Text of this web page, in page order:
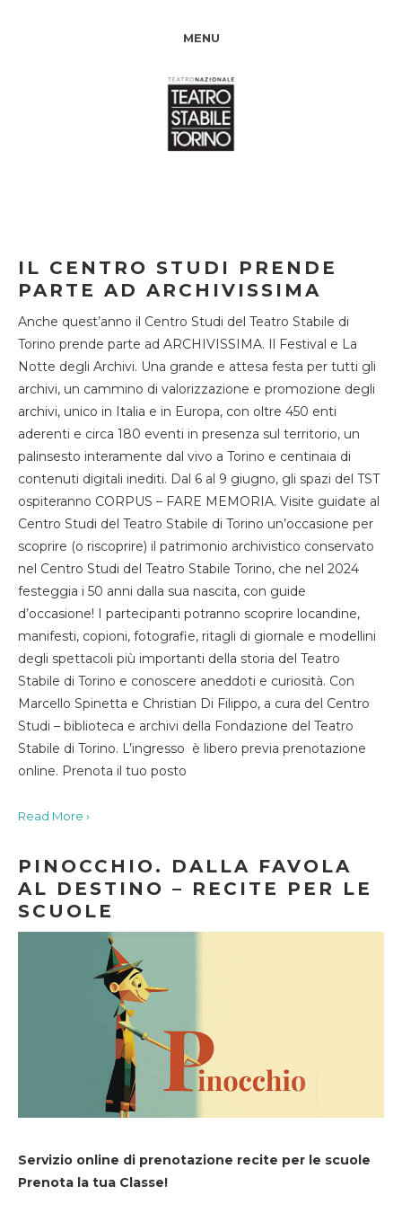
MENU
IL CENTRO STUDI PRENDE
PARTE AD ARCHIVISSIMA
Anche quest’anno il Centro Studi del Teatro Stabile di
Torino prende parte ad ARCHIVISSIMA. Il Festival e La
Notte degli Archivi. Una grande e attesa festa per tutti gli
archivi, un cammino di valorizzazione e promozione degli
archivi, unico in Italia e in Europa, con oltre 450 enti
aderenti e circa 180 eventi in presenza sul territorio, un
palinsesto interamente dal vivo a Torino e centinaia di
contenuti digitali inediti. Dal 6 al 9 giugno, gli spazi del TST
ospiteranno CORPUS – FARE MEMORIA. Visite guidate al
Centro Studi del Teatro Stabile di Torino un’occasione per
scoprire (o riscoprire) il patrimonio archivistico conservato
nel Centro Studi del Teatro Stabile Torino, che nel 2024
festeggia i 50 anni dalla sua nascita, con guide
d’occasione! I partecipanti potranno scoprire locandine,
manifesti, copioni, fotografie, ritagli di giornale e modellini
degli spettacoli più importanti della storia del Teatro
Stabile di Torino e conoscere aneddoti e curiosità. Con
Marcello Spinetta e Christian Di Filippo, a cura del Centro
Studi – biblioteca e archivi della Fondazione del Teatro
Stabile di Torino. L’ingresso è libero previa prenotazione
online. Prenota il tuo posto
Read More ›
PINOCCHIO. DALLA FAVOLA
AL DESTINO – RECITE PER LE
SCUOLE
Servizio online di prenotazione recite per le scuole
Prenota la tua Classe!